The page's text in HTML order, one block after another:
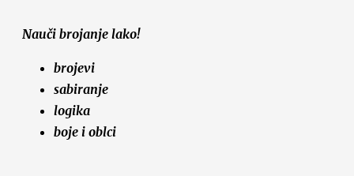
Nauči brojanje lako!
brojevi
sabiranje
logika
boje i oblci